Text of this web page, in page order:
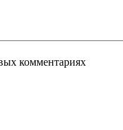
комментариях